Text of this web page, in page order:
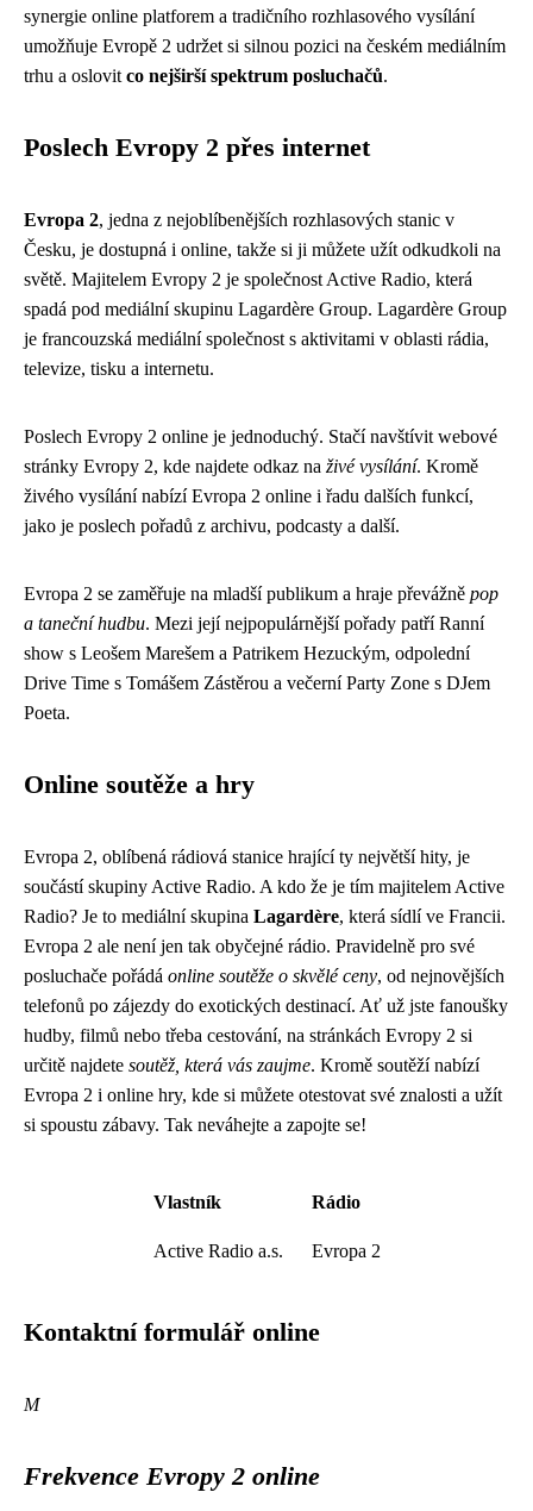
synergie online platforem a tradičního rozhlasového vysílání
umožňuje Evropě 2 udržet si silnou pozici na českém mediálním
trhu a oslovit co nejširší spektrum posluchačů.
Poslech Evropy 2 přes internet
Evropa 2, jedna z nejoblíbenějších rozhlasových stanic v
Česku, je dostupná i online, takže si ji můžete užít odkudkoli na
světě. Majitelem Evropy 2 je společnost Active Radio, která
spadá pod mediální skupinu Lagardère Group. Lagardère Group
je francouzská mediální společnost s aktivitami v oblasti rádia,
televize, tisku a internetu.
Poslech Evropy 2 online je jednoduchý. Stačí navštívit webové
stránky Evropy 2, kde najdete odkaz na živé vysílání. Kromě
živého vysílání nabízí Evropa 2 online i řadu dalších funkcí,
jako je poslech pořadů z archivu, podcasty a další.
Evropa 2 se zaměřuje na mladší publikum a hraje převážně pop
a taneční hudbu. Mezi její nejpopulárnější pořady patří Ranní
show s Leošem Marešem a Patrikem Hezuckým, odpolední
Drive Time s Tomášem Zástěrou a večerní Party Zone s DJem
Poeta.
Online soutěže a hry
Evropa 2, oblíbená rádiová stanice hrající ty největší hity, je
součástí skupiny Active Radio. A kdo že je tím majitelem Active
Radio? Je to mediální skupina Lagardère, která sídlí ve Francii.
Evropa 2 ale není jen tak obyčejné rádio. Pravidelně pro své
posluchače pořádá online soutěže o skvělé ceny, od nejnovějších
telefonů po zájezdy do exotických destinací. Ať už jste fanoušky
hudby, filmů nebo třeba cestování, na stránkách Evropy 2 si
určitě najdete soutěž, která vás zaujme. Kromě soutěží nabízí
Evropa 2 i online hry, kde si můžete otestovat své znalosti a užít
si spoustu zábavy. Tak neváhejte a zapojte se!
Vlastník Rádio
Active Radio a.s. Evropa 2
Kontaktní formulář online
M
Frekvence Evropy 2 online